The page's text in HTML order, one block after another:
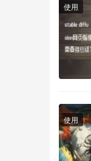
使用
使用